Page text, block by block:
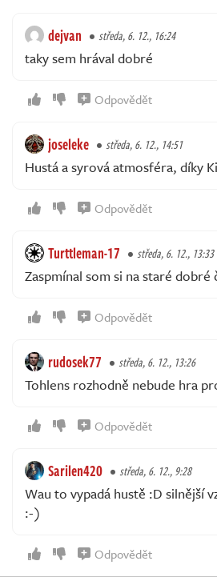
dejvan středa, 6. 12., 16:24
taky sem hrával dobré
Odpovědět
joseleke středa, 6. 12., 14:51
Hustá a syrová atmosféra, díky
Odpovědět
Turttleman-17 středa, 6. 12., 13:33
Zaspmínal som si na staré dobré
Odpovědět
rudosek77 středa, 6. 12., 13:26
Tohlens rozhodně nebude hra
Odpovědět
Sarilen420 středa, 6. 12., 9:28
Wau to vypadá hustě :D silnější
:-)
Odpovědět